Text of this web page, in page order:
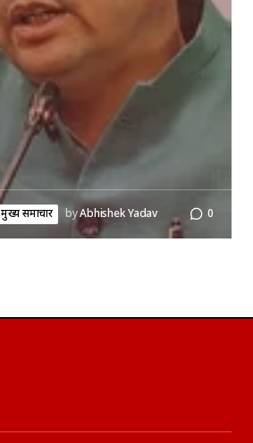
मुख्य समाचार byAbhishek Yadav 0